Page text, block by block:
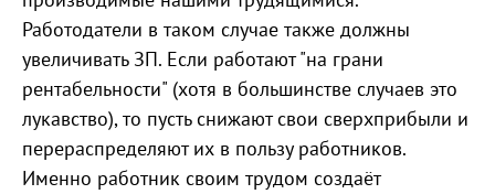
Работодатели в таком случае также должны
увеличивать ЗП. Если работают "на грани
рентабельности" (хотя в большинстве случаев это
лукавство), то пусть снижают свои сверхприбыли и
перераспределяют их в пользу работников.
Именно работник своим трудом создаёт